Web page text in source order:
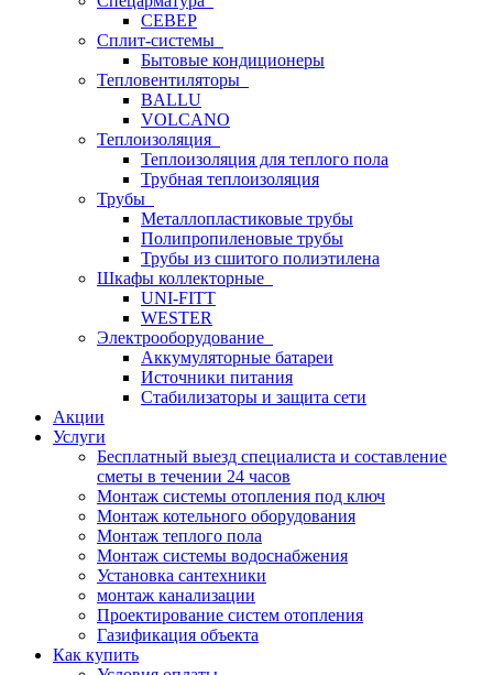
СЕВЕР
Сплит-системы
Бытовые кондиционеры
Тепловентиляторы
BALLU
VOLCANO
Теплоизоляция
Теплоизоляция для теплого пола
Трубная теплоизоляция
Трубы
Металлопластиковые трубы
Полипропиленовые трубы
Трубы из сшитого полиэтилена
Шкафы коллекторные
UNI-FITT
WESTER
Электрооборудование
Аккумуляторные батареи
Источники питания
Стабилизаторы и защита сети
Акции
Услуги
Бесплатный выезд специалиста и составление
сметы в течении 24 часов
Монтаж системы отопления под ключ
Монтаж котельного оборудования
Монтаж теплого пола
Монтаж системы водоснабжения
Установка сантехники
монтаж канализации
Проектирование систем отопления
Газификация объекта
Как купить